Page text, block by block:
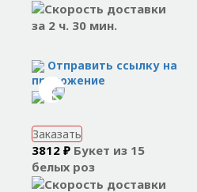
за 2 ч. 30 мин.
Отправить ссылку на
приложение
Заказать
3812 ₽ Букет из 15
белых роз